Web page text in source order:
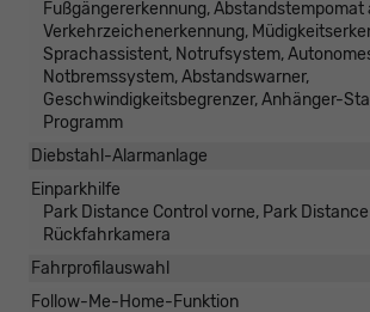
Fußgängererkennung, Abstandstempomat
Verkehrzeichenerkennung,
Sprachassistent, Notrufsystem,
Notbremssystem, Abstandswarner,
Geschwindigkeitsbegrenzer, Anhänger-
Programm
Diebstahl-Alarmanlage
Einparkhilfe
Park Distance Control vorne, Park
Rückfahrkamera
Fahrprofilauswahl
Follow-Me-Home-Funktion